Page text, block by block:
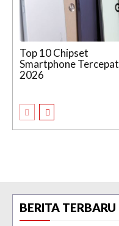
Top 10 Chipset
Smartphone Tercepat
2026
BERITA TERBARU